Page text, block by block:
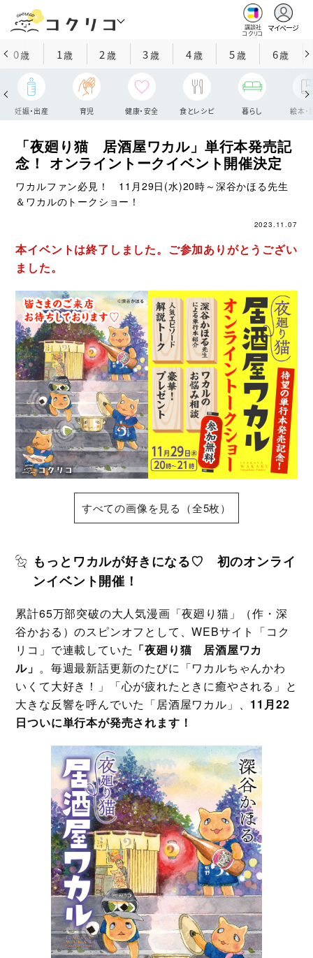
講談社
コクリコ
マイページ
0歳 1歳 2 歳 3歳 4歳 5歳 6歳
妊娠・出産 育児 健康・安全 食とレシピ 暮らし 絵本・
「夜廻り猫 居酒屋ワカル」単行本発売記
念！ オンライントークイベント開催決定
ワカルファン必見！ 11月29日(水)20時～深谷かほる先生
＆ワカルのトークショー！
2023.11.07
本イベントは終了しました。ご参加ありがとうござい
ました。
すべての画像を見る（全5枚）
もっとワカルが好きになる♡ 初のオンライ
ンイベント開催！
累計65万部突破の大人気漫画「夜廻り猫」（作・深
谷かおる）のスピンオフとして、WEBサイト「コク
リコ」で連載していた 「夜廻り猫 居酒屋ワカ
ル」 。毎週最新話更新のたびに「ワカルちゃんかわ
いくて大好き！」「心が疲れたときに癒やされる」と
大きな反響を呼んでいた「居酒屋ワカル」、 11月22
日ついに単行本が発売されます！